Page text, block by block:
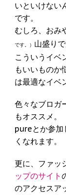
いといけない
です。
むしろ、おみ
です。） 山盛り
こういうイベ
もいいものか
は最適なイベ
色々なブロガ
もオススメ。
pureとか参加
くなれます。
更に、ファッ
ップのサイト
のアクセスア